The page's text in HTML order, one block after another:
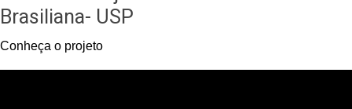
Brasiliana- USP
Conheça o projeto